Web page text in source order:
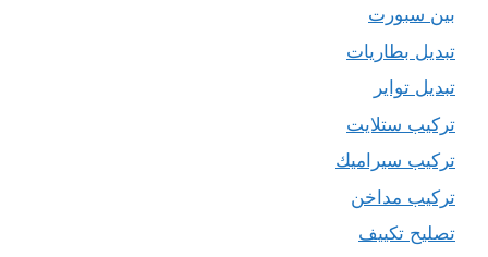
بين سبورت
تبديل بطاريات
تبديل تواير
تركيب ستلايت
تركيب سيراميك
تركيب مداخن
تصليح تكييف